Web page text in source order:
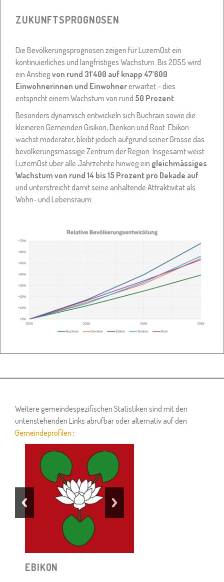
ZUKUNFTSPROGNOSEN
Die Bevölkerungsprognosen zeigen für LuzernOst ein
kontinuierliches und langfristiges Wachstum. Bis 2055 wird
ein Anstieg von rund 31’400 auf knapp 47’600
Einwohnerinnen und Einwohnererwartet – dies
entspricht einem Wachstum von rund 50 Prozent.
Besonders dynamisch entwickeln sich Buchrain sowie die
kleineren Gemeinden Gisikon, Dierikon und Root. Ebikon
wächst moderater, bleibt jedoch aufgrund seiner Grösse das
bevölkerungsmässige Zentrum der Region. Insgesamt weist
LuzernOst über alle Jahrzehnte hinweg ein gleichmässiges
Wachstum von rund 14 bis 15 Prozent pro Dekade auf
und unterstreicht damit seine anhaltende Attraktivität als
Wohn- und Lebensraum.
Weitere gemeindespezifischen Statistiken sind mit den
untenstehenden Links abrufbar oder alternativ auf den
Gemeindeprofilen :
EBIKON